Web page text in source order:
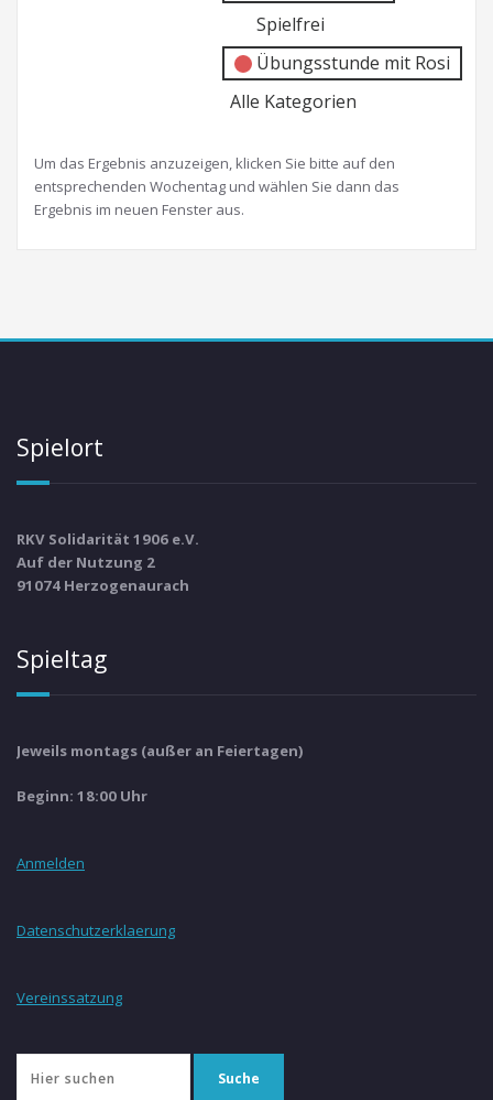
Spielfrei
Übungsstunde mit Rosi
Alle Kategorien
Um das Ergebnis anzuzeigen, klicken Sie bitte auf den
entsprechenden Wochentag und wählen Sie dann das
Ergebnis im neuen Fenster aus.
Spielort
RKV Solidarität 1906 e.V.
Auf der Nutzung 2
91074 Herzogenaurach
Spieltag
Jeweils montags (außer an Feiertagen)
Beginn: 18:00 Uhr
Anmelden
Datenschutzerklaerung
Vereinssatzung